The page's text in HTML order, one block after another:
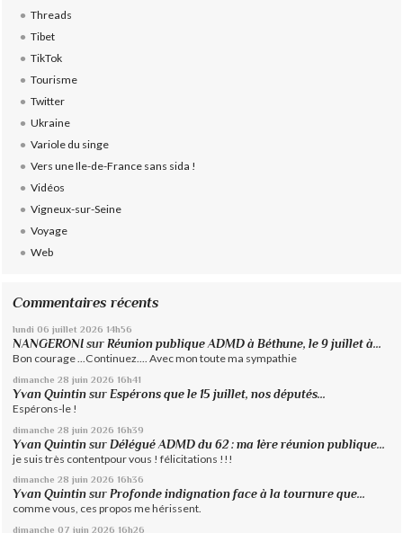
Threads
Tibet
TikTok
Tourisme
Twitter
Ukraine
Variole du singe
Vers une Ile-de-France sans sida !
Vidéos
Vigneux-sur-Seine
Voyage
Web
Commentaires récents
lundi 06 juillet 2026 14h56
NANGERONI surRéunion publique ADMD à Béthune, le 9 juillet à...
Bon courage ...Continuez.... Avec mon toute ma sympathie
dimanche 28 juin 2026 16h41
Yvan Quintin surEspérons que le 15 juillet, nos députés...
Espérons-le !
dimanche 28 juin 2026 16h39
Yvan Quintin surDélégué ADMD du 62 : ma 1ère réunion publique...
je suis très contentpour vous ! félicitations !!!
dimanche 28 juin 2026 16h36
Yvan Quintin surProfonde indignation face à la tournure que...
comme vous, ces propos me hérissent.
dimanche 07 juin 2026 16h26